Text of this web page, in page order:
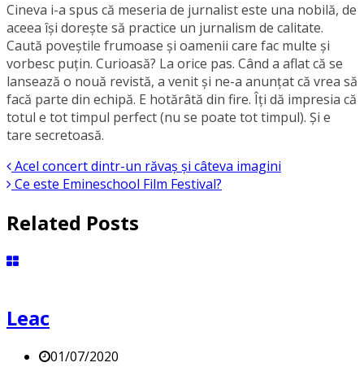
Cineva i-a spus că meseria de jurnalist este una nobilă, de
aceea își dorește să practice un jurnalism de calitate.
Caută poveștile frumoase și oamenii care fac multe și
vorbesc puțin. Curioasă? La orice pas. Când a aflat că se
lansează o nouă revistă, a venit și ne-a anunțat că vrea să
facă parte din echipă. E hotărâtă din fire. Îți dă impresia că
totul e tot timpul perfect (nu se poate tot timpul). Și e
tare secretoasă.
Acel concert dintr-un răvaș și câteva imagini
Ce este Emineschool Film Festival?
Related Posts
Leac
01/07/2020